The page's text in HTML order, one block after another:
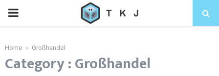
Home Großhandel
Category : Großhandel